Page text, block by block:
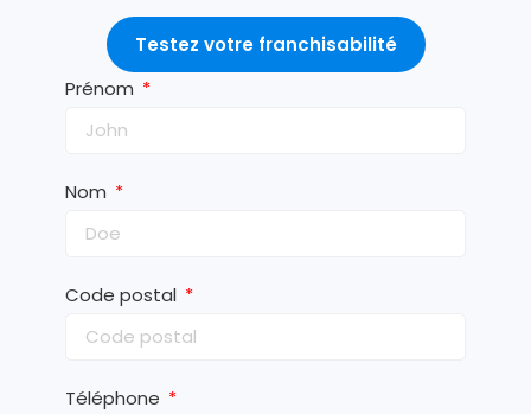
Testez votre franchisabilité
Prénom
Nom
Code postal
Téléphone